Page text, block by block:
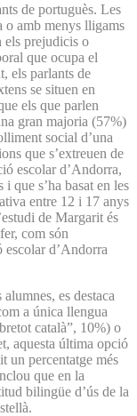
de portuguès. Les
o amb menys lligams
els prejudicis o
que ocupa el
els parlants de
se situen en
els que parlen
gran majoria (57%)
social d’una
que s’extreuen de
escolar d’Andorra,
que s’ha basat en les
entre 12 i 17 anys
de Margarit és
com són
d’Andorra
es destaca
a única llengua
català”, 10%) o
aquesta última opció
un percentatge més
que en la
bilingüe d’ús de la